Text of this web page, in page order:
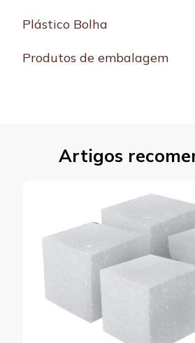
Plástico Bolha
Produtos de embalagem
Artigos